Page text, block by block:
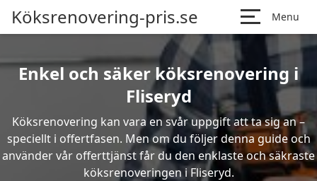
Köksrenovering-pris.se Menu
Enkel och säker köksrenovering i
Fliseryd
Köksrenovering kan vara en svår uppgift att ta sig an –
speciellt i offertfasen. Men om du följer denna guide och
använder vår offerttjänst får du den enklaste och säkraste
köksrenoveringen i Fliseryd.